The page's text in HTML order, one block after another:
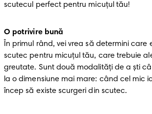
scutecul perfect pentru micuțul tău!
O potrivire bună
În primul rând, vei vrea să determini care
scutec pentru micuțul tău, care trebuie
greutate. Sunt două modalități de a ști
la o dimensiune mai mare: când cel mic
încep să existe scurgeri din scutec.